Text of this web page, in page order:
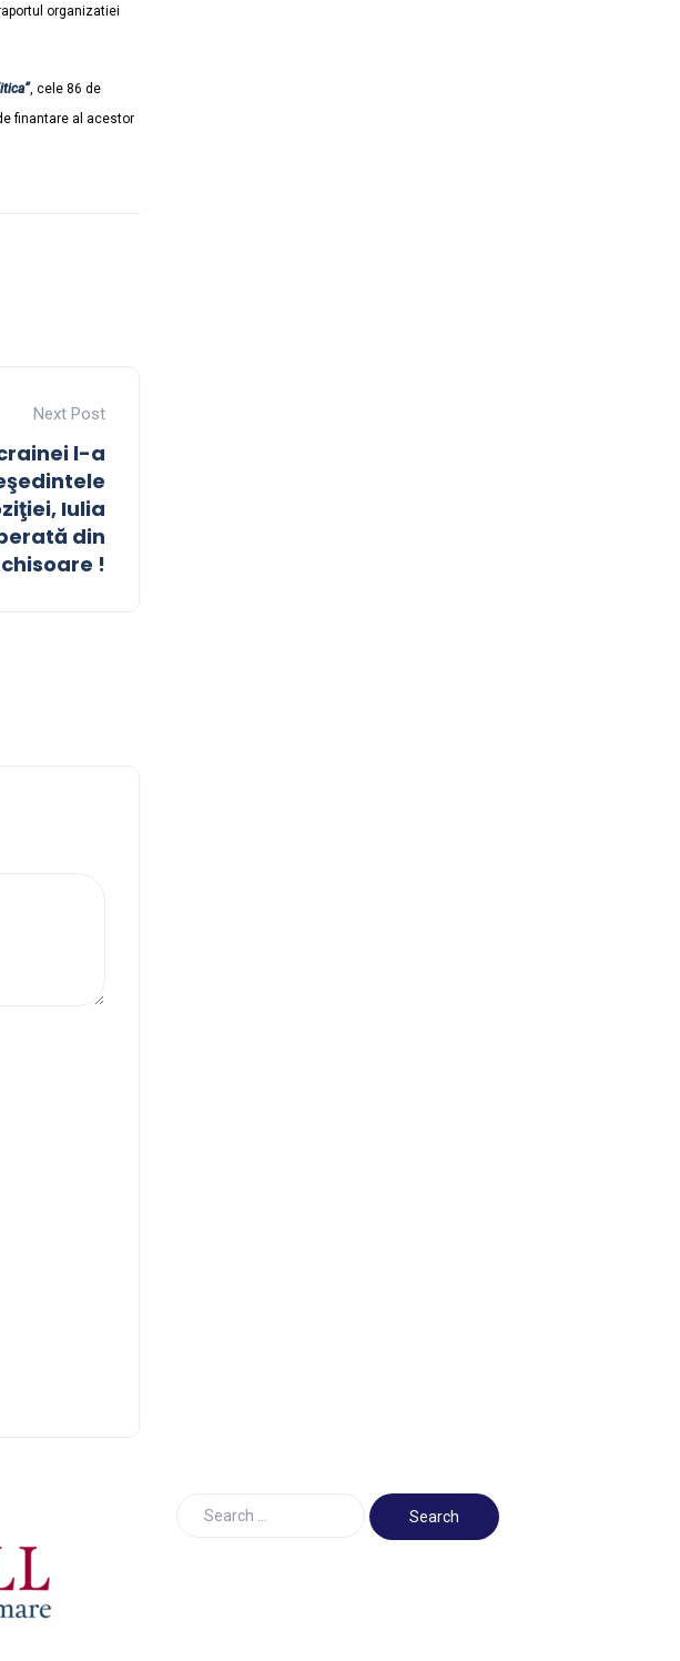
organizatiei
, cele 86 de
finantare al acestor
Next Post
l-a
Iulia
din
!